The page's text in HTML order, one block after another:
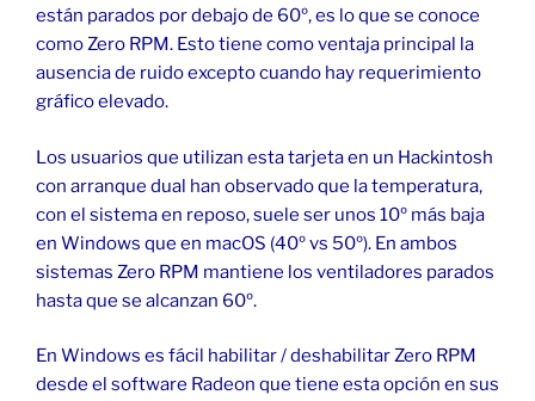
están parados por debajo de 60º, es lo que se conoce
como Zero RPM. Esto tiene como ventaja principal la
ausencia de ruido excepto cuando hay requerimiento
gráfico elevado.
Los usuarios que utilizan esta tarjeta en un Hackintosh
con arranque dual han observado que la temperatura,
con el sistema en reposo, suele ser unos 10º más baja
en Windows que en macOS (40º vs 50º). En ambos
sistemas Zero RPM mantiene los ventiladores parados
hasta que se alcanzan 60º.
En Windows es fácil habilitar / deshabilitar Zero RPM
desde el software Radeon que tiene esta opción en sus